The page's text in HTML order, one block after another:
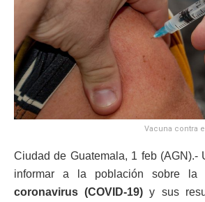
Vacuna contra
Ciudad de Guatemala, 1 feb (AGN).-
informar a la población sobre la
coronavirus (COVID-19) y sus